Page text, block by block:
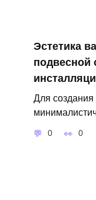
Эстетика
подвесной
Для
0 0